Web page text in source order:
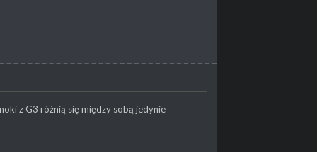
z G3 różnią się między sobą jedynie